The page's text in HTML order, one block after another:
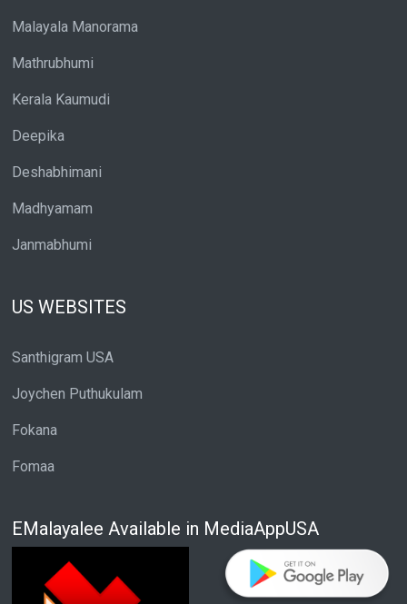
Malayala Manorama
Mathrubhumi
Kerala Kaumudi
Deepika
Deshabhimani
Madhyamam
Janmabhumi
US WEBSITES
Santhigram USA
Joychen Puthukulam
Fokana
Fomaa
EMalayalee Available in MediaAppUSA